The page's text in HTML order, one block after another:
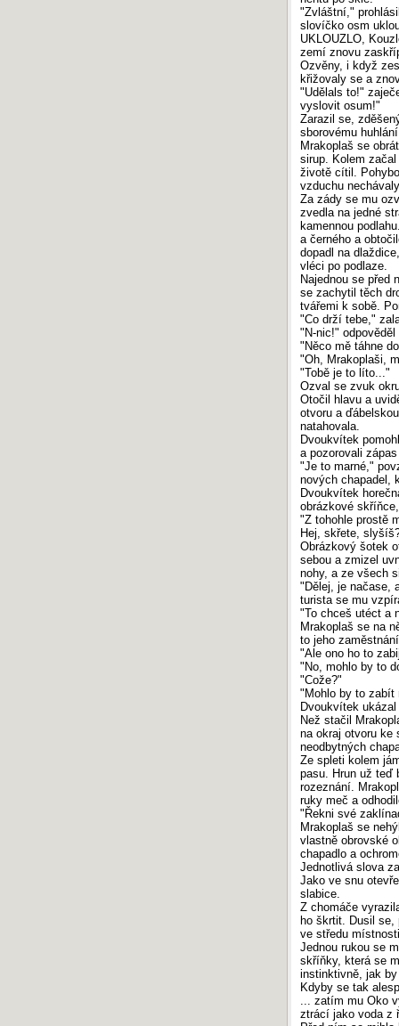
"Zvláštní,"
slovíčko osm
UKLOUZLO,
zemí znovu
Ozvěny, i když
křižovaly se a
"Udělals to!"
vyslovit osum!"
Zarazil se,
sborovému
Mrakoplaš se
sirup. Kolem
životě cítil.
vzduchu
Za zády se mu
zvedla na jedné
kamennou
a černého a
dopadl na
vléci po podlaze.
Najednou se před
se zachytil těch
tvářemi k sobě.
"Co drží tebe,"
"N-nic!"
"Něco mě táhne
"Oh, Mrakoplaši,
"Tobě je to líto..."
Ozval se zvuk
Otočil hlavu a
otvoru a
natahovala.
Dvoukvítek
a pozorovali
"Je to marné,"
nových chapadel,
Dvoukvítek
obrázkové
"Z tohohle prostě
Hej, skřete,
Obrázkový šotek
sebou a zmizel
nohy, a ze všech
"Dělej, je načase,
turista se mu
"To chceš utéct a
Mrakoplaš se na
to jeho
"Ale ono ho to
"No, mohlo by to
"Cože?"
"Mohlo by to zabít
Dvoukvítek
Než stačil
na okraj otvoru ke
neodbytných
Ze spleti kolem
pasu. Hrun už teď
rozeznání.
ruky meč a
"Řekni své
Mrakoplaš se
vlastně obrovské
chapadlo a
Jednotlivá slova
Jako ve snu
slabice.
Z chomáče
ho škrtit. Dusil se,
ve středu
Jednou rukou se
skříňky, která se
instinktivně, jak
Kdyby se tak
... zatím mu Oko
ztrácí jako voda z